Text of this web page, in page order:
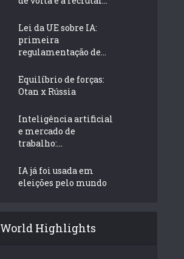
Lei da UE sobre IA:
primeira
regulamentação de...
Equilíbrio de forças:
Otan x Rússia
Inteligência artificial
e mercado de
trabalho:...
IA já foi usada em
eleições pelo mundo
World Highlights